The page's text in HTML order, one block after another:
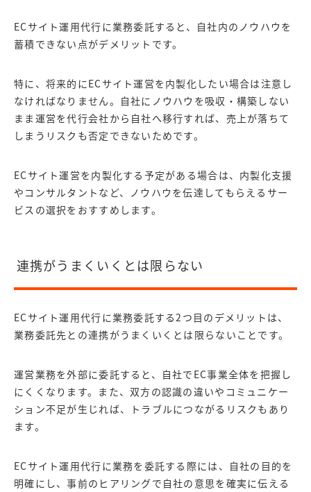
ECサイト運用代行に業務委託すると、自社内のノウハウを
蓄積できない点がデメリットです。
特に、将来的にECサイト運営を内製化したい場合は注意し
なければなりません。自社にノウハウを吸収・構築しない
まま運営を代行会社から自社へ移行すれば、売上が落ちて
しまうリスクも否定できないためです。
ECサイト運営を内製化する予定がある場合は、内製化支援
やコンサルタントなど、ノウハウを伝達してもらえるサー
ビスの選択をおすすめします。
連携がうまくいくとは限らない
ECサイト運用代行に業務委託する2つ目のデメリットは、
業務委託先との連携がうまくいくとは限らないことです。
運営業務を外部に委託すると、自社でEC事業全体を把握し
にくくなります。また、双方の認識の違いやコミュニケー
ション不足が生じれば、トラブルにつながるリスクもあり
ます。
ECサイト運用代行に業務を委託する際には、自社の目的を
明確にし、事前のヒアリングで自社の意思を確実に伝える